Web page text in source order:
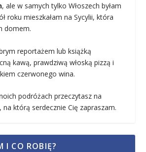
, ale w samych tylko Włoszech byłam
roku mieszkałam na Sycylii, która
domem.
reportażem lub książką
kawą, prawdziwą włoską pizzą i
czerwonego wina.
podróżach przeczytasz na
na którą serdecznie Cię zapraszam.
I CO ROBIĘ?